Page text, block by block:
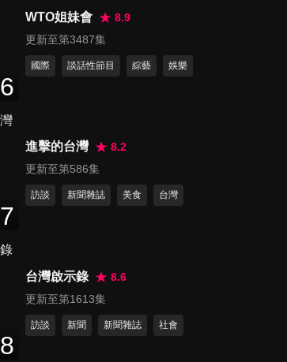
器！花小錢就能讓妳美全
第16集 捨不得和你說再見！在
第17集 我不是小三是紅顏知
己！男女之間真的有純友誼
嗎！？
48
第19集 超夯網路購物當道！不
出門也能買天下物！
6
WTO姐妹會
8.9
更新至第3487集
國際 談話性節目 綜藝 娛樂
7
進擊的台灣
8.2
更新至第586集
訪談 新聞雜誌 美食 台灣
8
台灣啟示錄
8.6
更新至第1613集
訪談 新聞 新聞雜誌 社會